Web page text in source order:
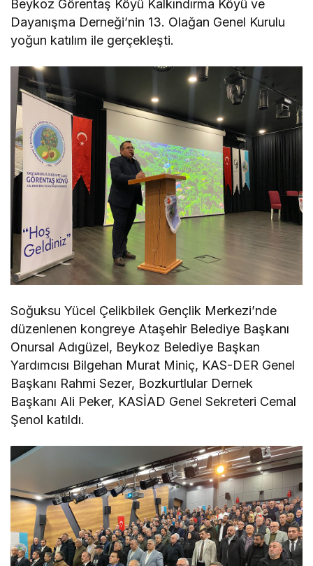
Beykoz Görentaş Köyü Kalkındırma Köyü ve
Dayanışma Derneği’nin 13. Olağan Genel Kurulu
yoğun katılım ile gerçekleşti.
Soğuksu Yücel Çelikbilek Gençlik Merkezi’nde
düzenlenen kongreye Ataşehir Belediye Başkanı
Onursal Adıgüzel, Beykoz Belediye Başkan
Yardımcısı Bilgehan Murat Miniç, KAS-DER Genel
Başkanı Rahmi Sezer, Bozkurtlular Dernek
Başkanı Ali Peker, KASİAD Genel Sekreteri Cemal
Şenol katıldı.